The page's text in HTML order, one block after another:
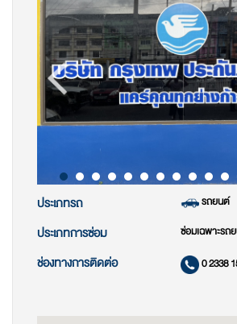
ประเภทรถ รถยนต์
ประเภทการซ่อม ซ่อมเฉพาะรถ
ช่องทางการติดต่อ 0 2338